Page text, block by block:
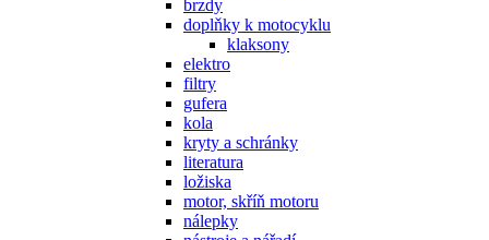
brzdy
doplňky k motocyklu
klaksony
elektro
filtry
gufera
kola
kryty a schránky
literatura
ložiska
motor, skříň motoru
nálepky